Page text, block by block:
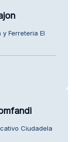
Ferreteria El
Ciudadela